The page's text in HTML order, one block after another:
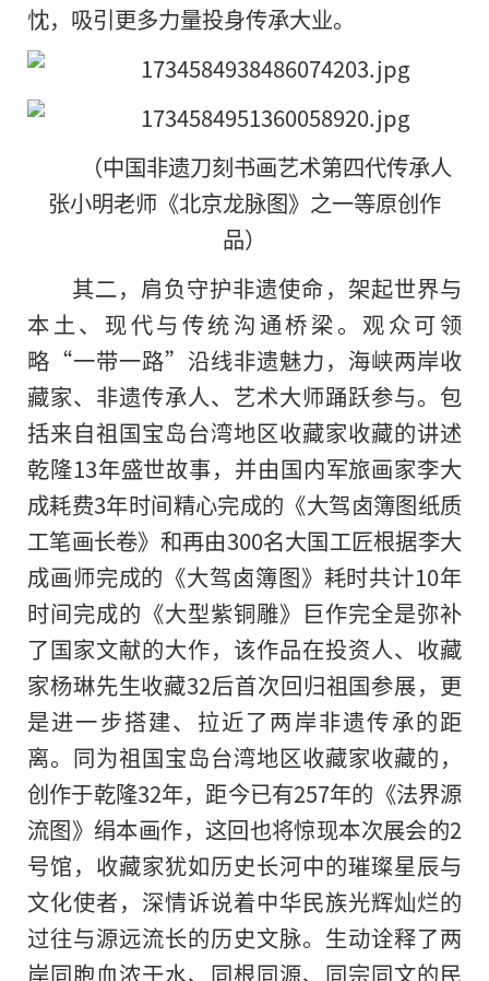
忱，吸引更多力量投身传承大业。
（中国非遗刀刻书画艺术第四代传承人
张小明老师《北京龙脉图》之一等原创作
品）
其二，肩负守护非遗使命，架起世界与
本土、现代与传统沟通桥梁。观众可领
略“一带一路”沿线非遗魅力，海峡两岸收
藏家、非遗传承人、艺术大师踊跃参与。包
括来自祖国宝岛台湾地区收藏家收藏的讲述
乾隆13年盛世故事，并由国内军旅画家李大
成耗费3年时间精心完成的《大驾卤簿图纸质
工笔画长卷》和再由300名大国工匠根据李大
成画师完成的《大驾卤簿图》耗时共计10年
时间完成的《大型紫铜雕》巨作完全是弥补
了国家文献的大作，该作品在投资人、收藏
家杨琳先生收藏32后首次回归祖国参展，更
是进一步搭建、拉近了两岸非遗传承的距
离。同为祖国宝岛台湾地区收藏家收藏的，
创作于乾隆32年，距今已有257年的《法界源
流图》绢本画作，这回也将惊现本次展会的2
号馆，收藏家犹如历史长河中的璀璨星辰与
文化使者，深情诉说着中华民族光辉灿烂的
过往与源远流长的历史文脉。生动诠释了两
岸同胞血浓于水、同根同源、同宗同文的民